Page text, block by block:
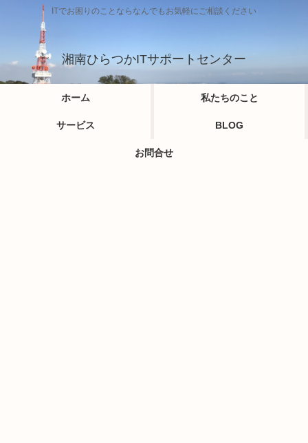
ITでお困りのことならなんでもお気軽にご相談ください
湘南ひらつかITサポートセンター
ホーム 私たちのこと
サービス BLOG
お問合せ